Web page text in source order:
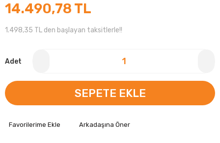
14.490,78 TL
1.498,35 TL den başlayan taksitlerle!!
Adet
SEPETE EKLE
Arkadaşına Öner